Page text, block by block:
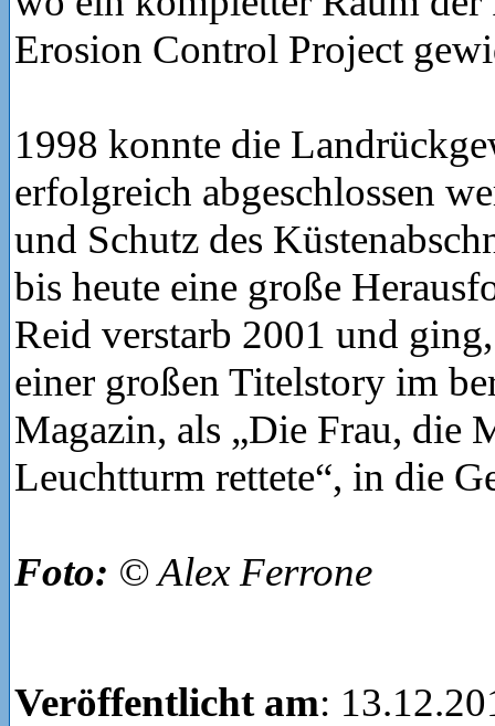
Erosion Control Project
1998 konnte die
erfolgreich abgeschlossen
und Schutz des
bis heute eine große
Reid verstarb 2001 und
einer großen Titelstory im
Magazin, als „Die Frau, die
Leuchtturm rettete“, in die
Foto: © Alex Ferrone
Veröffentlicht am: